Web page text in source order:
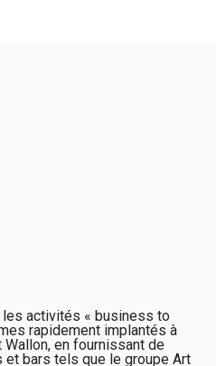
activités « business to
rapidement implantés à
en fournissant de
et bars tels que le groupe Art